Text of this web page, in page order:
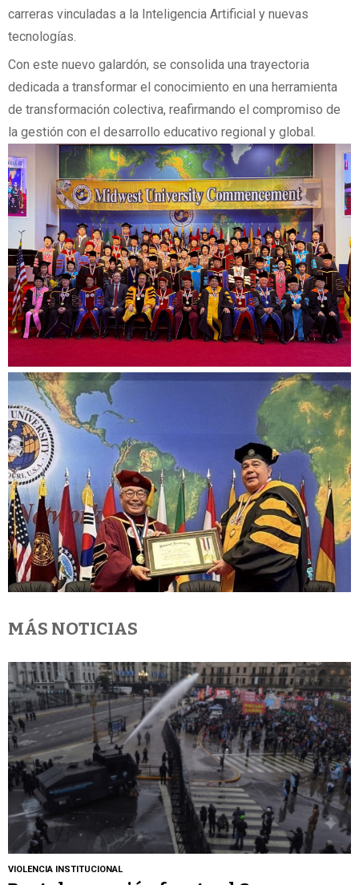
carreras vinculadas a la Inteligencia Artificial y nuevas
tecnologías.
Con este nuevo galardón, se consolida una trayectoria
dedicada a transformar el conocimiento en una herramienta
de transformación colectiva, reafirmando el compromiso de
la gestión con el desarrollo educativo regional y global.
MÁS NOTICIAS
VIOLENCIA INSTITUCIONAL